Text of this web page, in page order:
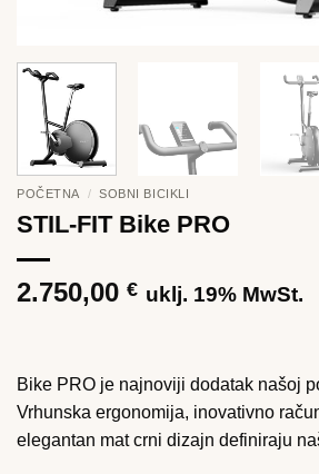
POČETNA / SOBNI BICIKLI
STIL-FIT Bike PRO
2.750,00 € uklj. 19% MwSt.
Bike PRO je najnoviji dodatak našoj
Vrhunska ergonomija, inovativno
elegantan mat crni dizajn definiraju